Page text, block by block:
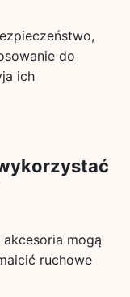
do
ich
akcesoria mogą
ruchowe